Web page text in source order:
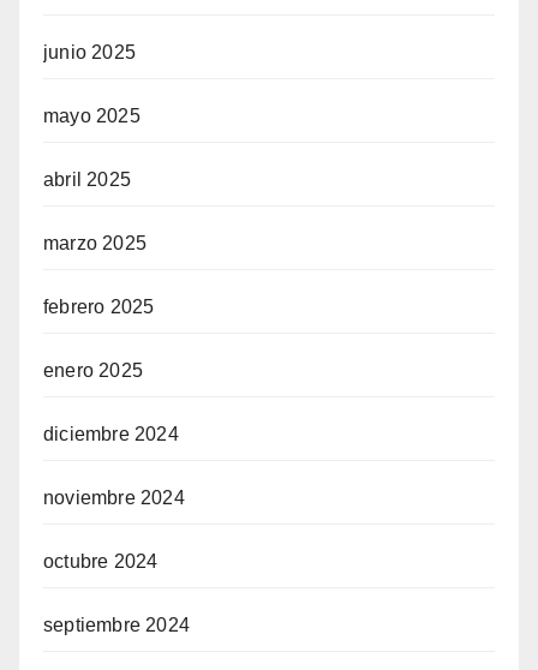
junio 2025
mayo 2025
abril 2025
marzo 2025
febrero 2025
enero 2025
diciembre 2024
noviembre 2024
octubre 2024
septiembre 2024